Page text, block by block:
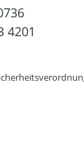
4201